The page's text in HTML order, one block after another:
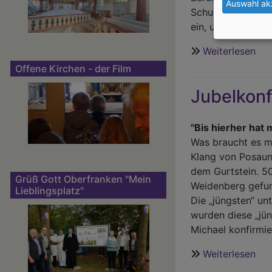
Offene Kirchen - der Film
Grüß Gott Oberfranken "Mein
Lieblingsplatz"
Schultze,
ein, um dort
Weiterlesen
7.
"Bis hierher hat
Was braucht es
Klang von
dem Gurtstein.
Weidenberg
Die „jüngsten“
wurden diese
Michael
Weiterlesen
Auswahl